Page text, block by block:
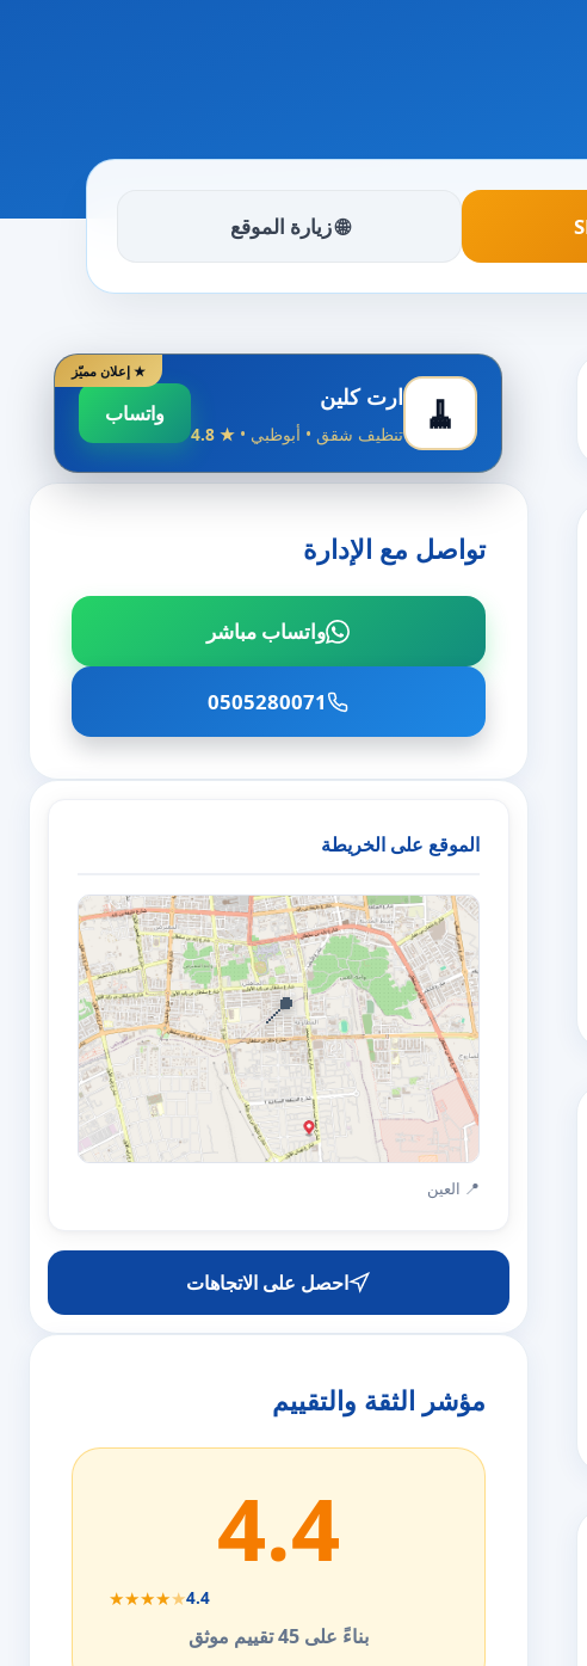
🌐 زيارة الموقع
★ إعلان مميّز
🧹 ارت كلين
تنظيف شقق • أبوظبي • ★ 4.8
واتساب
تواصل مع الإدارة
واتساب مباشر
0505280071
الموقع على الخريطة
📍
📍 العين
احصل على الاتجاهات
مؤشر الثقة والتقييم
4.4
★★★★★4.4
بناءً على 45 تقييم موثق